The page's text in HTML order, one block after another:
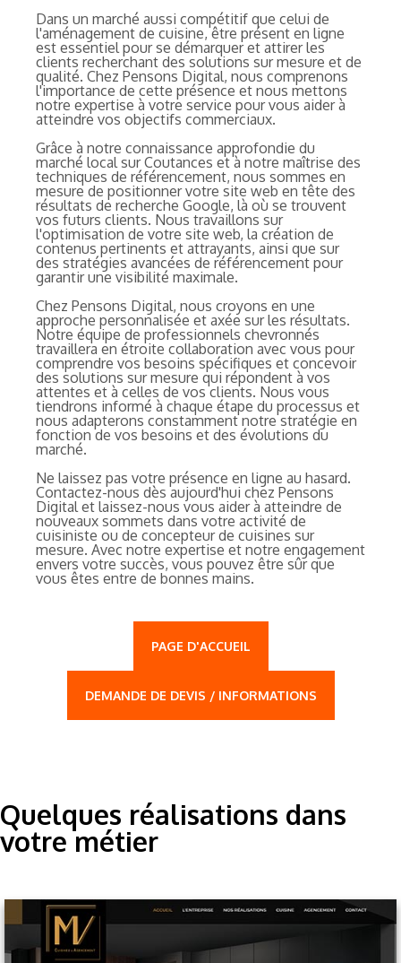
Dans un marché aussi compétitif que celui de
l'aménagement de cuisine, être présent en ligne
est essentiel pour se démarquer et attirer les
clients recherchant des solutions sur mesure et de
qualité. Chez Pensons Digital, nous comprenons
l'importance de cette présence et nous mettons
notre expertise à votre service pour vous aider à
atteindre vos objectifs commerciaux.
Grâce à notre connaissance approfondie du
marché local sur Coutances et à notre maîtrise des
techniques de référencement, nous sommes en
mesure de positionner votre site web en tête des
résultats de recherche Google, là où se trouvent
vos futurs clients. Nous travaillons sur
l'optimisation de votre site web, la création de
contenus pertinents et attrayants, ainsi que sur
des stratégies avancées de référencement pour
garantir une visibilité maximale.
Chez Pensons Digital, nous croyons en une
approche personnalisée et axée sur les résultats.
Notre équipe de professionnels chevronnés
travaillera en étroite collaboration avec vous pour
comprendre vos besoins spécifiques et concevoir
des solutions sur mesure qui répondent à vos
attentes et à celles de vos clients. Nous vous
tiendrons informé à chaque étape du processus et
nous adapterons constamment notre stratégie en
fonction de vos besoins et des évolutions du
marché.
Ne laissez pas votre présence en ligne au hasard.
Contactez-nous dès aujourd'hui chez Pensons
Digital et laissez-nous vous aider à atteindre de
nouveaux sommets dans votre activité de
cuisiniste ou de concepteur de cuisines sur
mesure. Avec notre expertise et notre engagement
envers votre succès, vous pouvez être sûr que
vous êtes entre de bonnes mains.
PAGE D'ACCUEIL
DEMANDE DE DEVIS / INFORMATIONS
Quelques réalisations dans
votre métier